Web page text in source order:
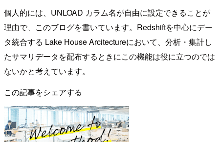
個人的には、UNLOAD カラム名が自由に設定できることが
理由で、このブログを書いています。Redshiftを中心にデー
タ統合する Lake House Arcitectureにおいて、分析・集計し
たサマリデータを配布するときにこの機能は役に立つのでは
ないかと考えています。
この記事をシェアする